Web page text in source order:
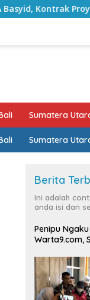
Sudah Rampung
Sumatera
Sumatera
Berita
Ini adalah
anda isi dan
Penipu
Warta9.com,